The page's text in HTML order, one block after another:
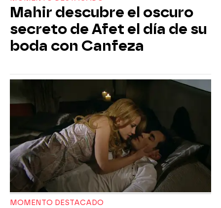
Mahir descubre el oscuro
secreto de Afet el día de su
boda con Canfeza
MOMENTO DESTACADO